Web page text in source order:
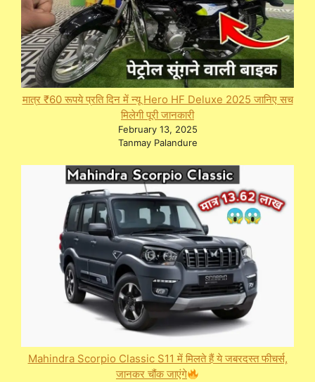
मात्र ₹60 रूपये प्रति दिन में न्यू Hero HF Deluxe 2025 जानिए सच
मिलेगी पूरी जानकारी
February 13, 2025
Tanmay Palandure
Mahindra Scorpio Classic S11 में मिलते हैं ये जबरदस्त फीचर्स,
जानकर चौंक जाएंगे